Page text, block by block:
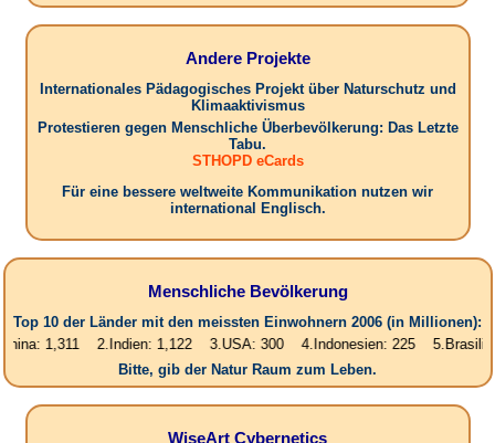
Andere Projekte
Internationales Pädagogisches Projekt über Naturschutz und
Klimaaktivismus
Protestieren gegen Menschliche Überbevölkerung: Das Letzte
Tabu.
STHOPD eCards
Für eine bessere weltweite Kommunikation nutzen wir
international Englisch.
Menschliche Bevölkerung
Top 10 der Länder mit den meissten Einwohnern 2006 (in Millionen):
2.Indien: 1,122 3.USA: 300 4.Indonesien: 225 5.Brasilien: 187
Bitte, gib der Natur Raum zum Leben.
WiseArt Cybernetics